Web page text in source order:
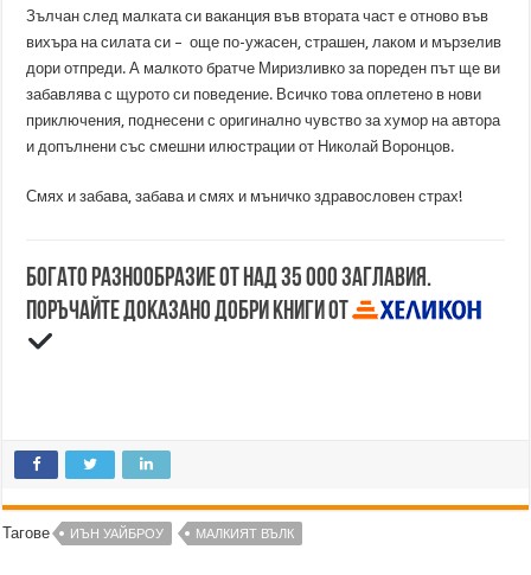
Зълчан след малката си ваканция във втората част е отново във
вихъра на силата си – още по-ужасен, страшен, лаком и мързелив
дори отпреди. А малкото братче Миризливко за пореден път ще ви
забавлява с щурото си поведение. Всичко това оплетено в нови
приключения, поднесени с оригинално чувство за хумор на автора
и допълнени със смешни илюстрации от Николай Воронцов.
Смях и забава, забава и смях и мъничко здравословен страх!
Богато разнообразие от над 35 000 заглавия.
Поръчайте доказано добри книги от
Тагове ИЪН УАЙБРОУ МАЛКИЯТ ВЪЛК